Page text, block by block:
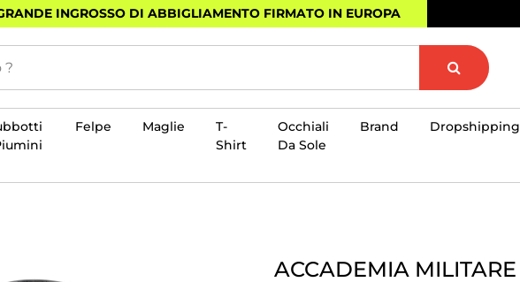
INGROSSO DI ABBIGLIAMENTO FIRMATO IN EUROPA
Felpe Maglie
T-
Shirt
Occhiali
Da Sole
Brand Dropshipping
ACCADEMIA MILITARE